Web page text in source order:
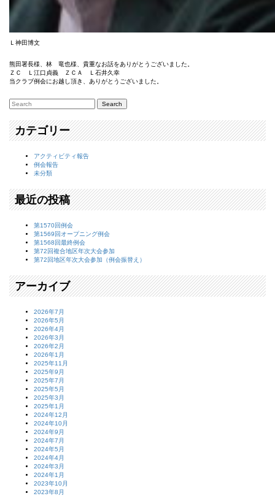
Ｌ神田博文
熊田署長様、林 竜也様、貴重なお話をありがとうございました。
ＺＣ Ｌ江口貞義 ＺＣＡ Ｌ石井久幸
当クラブ例会にお越し頂き、ありがとうございました。
カテゴリー
アクティビティ報告
例会報告
未分類
最近の投稿
第1570回例会
第1569回オープニング例会
第1568回最終例会
第72回複合地区年次大会参加
第72回地区年次大会参加（例会振替え）
アーカイブ
2026年7月
2026年5月
2026年4月
2026年3月
2026年2月
2026年1月
2025年11月
2025年9月
2025年7月
2025年5月
2025年3月
2025年1月
2024年12月
2024年10月
2024年9月
2024年7月
2024年5月
2024年4月
2024年3月
2024年1月
2023年10月
2023年8月